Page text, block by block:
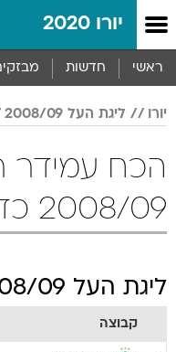
יורו 2020
ראשי חדשות
יורו ליגת העל 2008/09
הכח עמידר
2008/09 כדורגל
ליגת העל 2008/09
קבוצה